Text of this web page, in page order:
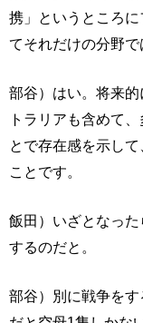
携」というところ
てそれだけの分野
部谷）はい。将来
トラリアも含めて
とで存在感を示し
ことです。
飯田）いざとなっ
するのだと。
部谷）別に戦争を